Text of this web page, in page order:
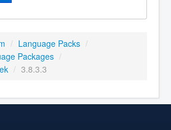
/ Language Packs /
Packages /
/ 3.8.3.3